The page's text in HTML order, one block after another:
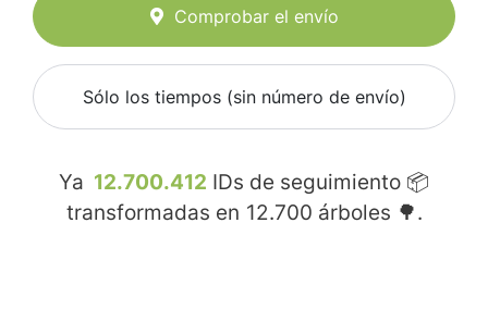
Comprobar el envío
Sólo los tiempos (sin número de envío)
Ya 12.700.412 IDs de seguimiento 📦
transformadas en 12.700 árboles 🌳.